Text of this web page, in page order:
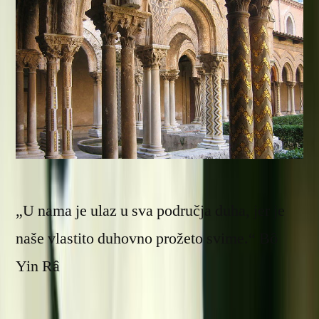
„U nama je ulaz u sva područja duha, jer je
naše vlastito duhovno prožeto svime.“ Bô
Yin Râ